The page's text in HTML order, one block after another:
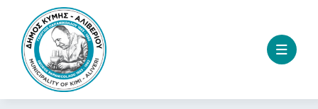
content